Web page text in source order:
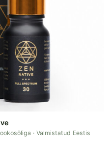
· Valmistatud Eestis